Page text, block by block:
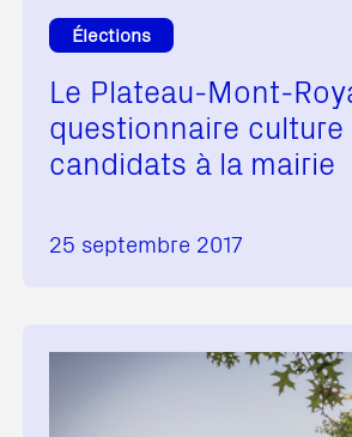
Élections
Le Plateau-Mont-
questionnaire culture
candidats à la mairie
25 septembre 2017